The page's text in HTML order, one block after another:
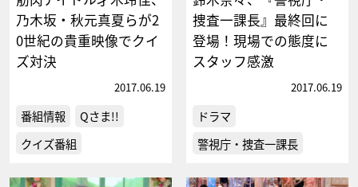
乃木坂・秋元真夏らが2
0世紀の貴重映像でクイ
ズ対決
2017.06.19
番組情報
Qさま!!
クイズ番組
捜査一課長』最終回に
登場！現場での態度に
スタッフ感激
2017.06.19
ドラマ
警視庁・捜査一課長